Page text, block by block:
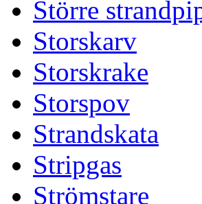
Större
Storskarv
Storskrake
Storspov
Strandskata
Stripgas
Strömstare